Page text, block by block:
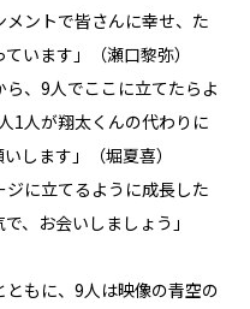
メントで皆さんに幸せ、た
います」（瀬口黎弥）
ら、9人でここに立てたらよ
1人が翔太くんの代わりに
します」（堀夏喜）
ジに立てるように成長した
、お会いしましょう」
もに、9人は映像の青空の